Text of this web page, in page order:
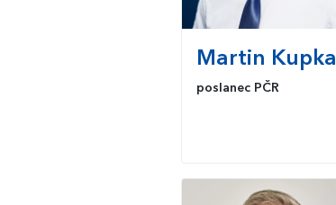
Martin Kupka
poslanec PČR